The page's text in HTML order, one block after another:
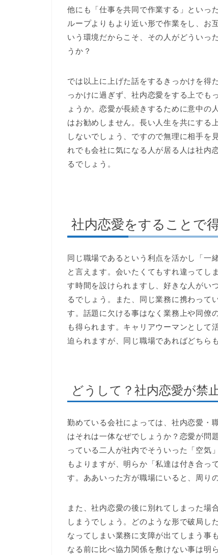
他にも「仕事を共同で作業する」といっ
ループよりもより近い形で作業をし、お
いう環境だからこそ、その人がどういっ
うか？
では以上に上げた話をするきっかけを得
っかけに過ぎず、社内恋愛をする上でも
ょうか。恋愛が長続きするために意中の
はお勧めしません。長い人生を共にする
しないでしょう、ですので無理に相手を
れでも会社に気になる人が居る人は社内
るでしょう。
社内恋愛をすることで
同じ職場であるという利点を活かし「一
と言えます。会いたくてもすれ違ってし
す時間を設けられますし、好きな人がい
るでしょう。また、同じ業務に携わって
す。話題に欠ける事はなく業務上や同僚
も得られます。キャリアウーマンとして
迫られますが、同じ職場であればどちら
どうして？社内恋愛が禁
勤めている会社によっては、社内恋愛・
はそれは一体なぜでしょうか？恋愛が問
っている二人が社内でそういった「空気
もよりますが、明らか「私達は付き合っ
す。ああいった方が職場にいると、周り
また、社内恋愛の後に別れてしまった場
しまうでしょう。どのような形で破局し
なってしまい業務に支障が出てしまう事
なる前に比べ協力関係を敷けない事は明